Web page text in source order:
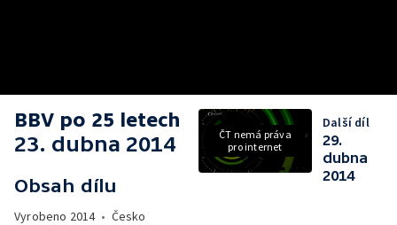
BBV po 25 letech
23. dubna 2014
Obsah dílu
Vyrobeno 2014• Česko
ČT nemá práva
pro internet
Další díl
29.
dubna
2014